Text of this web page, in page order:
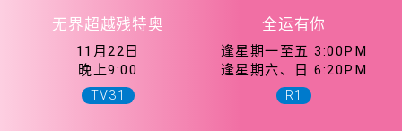
无界超越残特奥
11月22日
晚上9:00
TV31
全运有你
逢星期一至五 3:00PM
逢星期六、日 6:20PM
R1